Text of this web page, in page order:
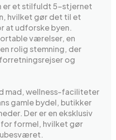
er et stilfuldt 5-stjernet
hvilket gør det til et
at udforske byen.
værelser, en
rolig stemning, der
og
mad, wellness-faciliteter
gamle bydel, butikker
Der er en eksklusiv
formel, hvilket gør